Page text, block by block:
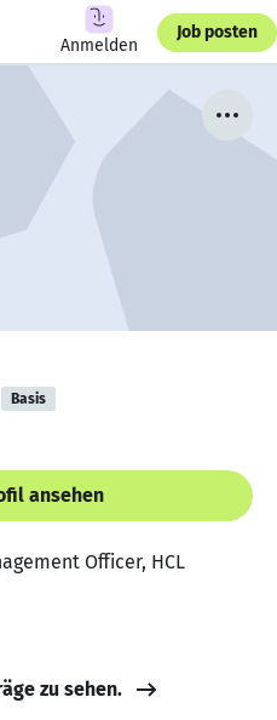
Anmelden
Job posten
Basis
ansehen
Officer, HCL
zu sehen.